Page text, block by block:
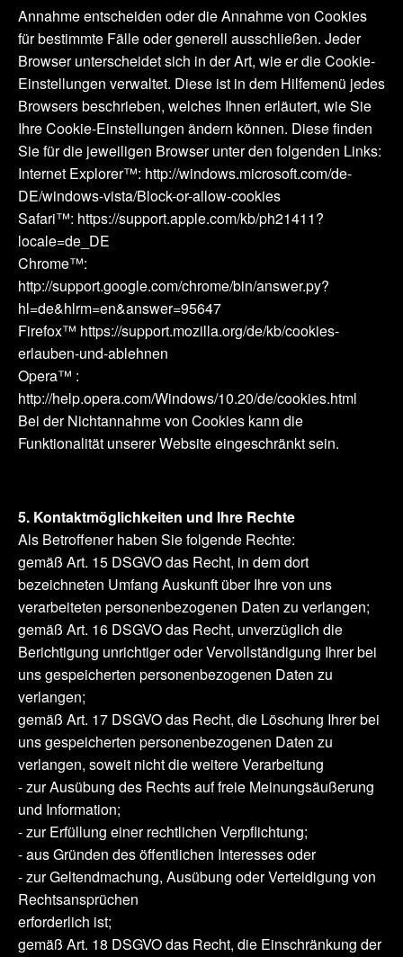
Annahme entscheiden oder die Annahme von Cookies
für bestimmte Fälle oder generell ausschließen. Jeder
Browser unterscheidet sich in der Art, wie er die Cookie-
Einstellungen verwaltet. Diese ist in dem Hilfemenü jedes
Browsers beschrieben, welches Ihnen erläutert, wie Sie
Ihre Cookie-Einstellungen ändern können. Diese finden
Sie für die jeweiligen Browser unter den folgenden Links:
Internet Explorer™: http://windows.microsoft.com/de-
DE/windows-vista/Block-or-allow-cookies
Safari™: https://support.apple.com/kb/ph21411?
locale=de_DE
Chrome™:
http://support.google.com/chrome/bin/answer.py?
hl=de&hlrm=en&answer=95647
Firefox™ https://support.mozilla.org/de/kb/cookies-
erlauben-und-ablehnen
Opera™ :
http://help.opera.com/Windows/10.20/de/cookies.html
Bei der Nichtannahme von Cookies kann die
Funktionalität unserer Website eingeschränkt sein.
5. Kontaktmöglichkeiten und Ihre Rechte
Als Betroffener haben Sie folgende Rechte:
gemäß Art. 15 DSGVO das Recht, in dem dort
bezeichneten Umfang Auskunft über Ihre von uns
verarbeiteten personenbezogenen Daten zu verlangen;
gemäß Art. 16 DSGVO das Recht, unverzüglich die
Berichtigung unrichtiger oder Vervollständigung Ihrer bei
uns gespeicherten personenbezogenen Daten zu
verlangen;
gemäß Art. 17 DSGVO das Recht, die Löschung Ihrer bei
uns gespeicherten personenbezogenen Daten zu
verlangen, soweit nicht die weitere Verarbeitung
- zur Ausübung des Rechts auf freie Meinungsäußerung
und Information;
- zur Erfüllung einer rechtlichen Verpflichtung;
- aus Gründen des öffentlichen Interesses oder
- zur Geltendmachung, Ausübung oder Verteidigung von
Rechtsansprüchen
erforderlich ist;
gemäß Art. 18 DSGVO das Recht, die Einschränkung der